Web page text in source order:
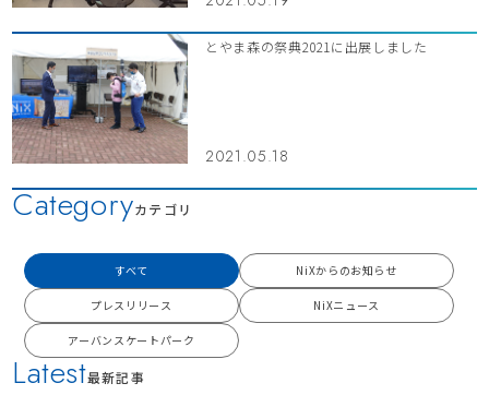
とやま森の祭典2021に出展しました
2021.05.18
Latest最新記事
Categoryカテゴリ
すべて NiXからのお知らせ
プレスリリース NiXニュース
アーバンスケートパーク